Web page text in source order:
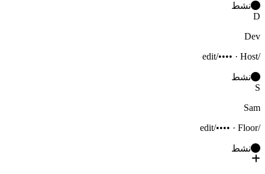
نشط
D
Dev
/edit/•••• · Host
نشط
S
Sam
/edit/•••• · Floor
نشط